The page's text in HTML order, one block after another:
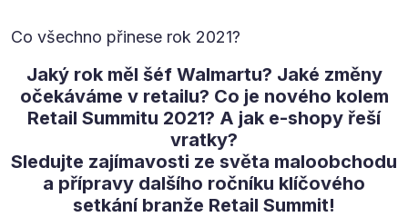
Co všechno přinese rok 2021?
Jaký rok měl šéf Walmartu? Jaké změny
očekáváme v retailu? Co je nového kolem
Retail Summitu 2021? A jak e-shopy řeší
vratky?
Sledujte zajímavosti ze světa maloobchodu
a přípravy dalšího ročníku klíčového
setkání branže Retail Summit!